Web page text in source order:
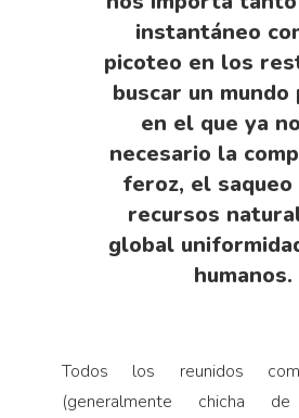
instantáneo
picoteo en los
buscar un mundo
en el que ya
necesario la
feroz, el
recursos
global
humanos.
Todos los reunidos
(generalmen­te chicha